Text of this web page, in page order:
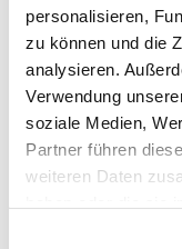
personalisieren,
zu können und die
analysieren.
Verwendung
soziale Medien,
Partner führen
weiteren Daten
Lessingstadt
Unser Tipp
Schaut Euch vor